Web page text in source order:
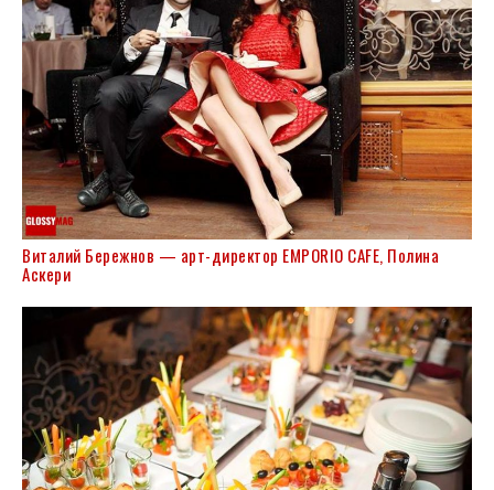
Виталий Бережнов — арт-директор EMPORIO CAFE, Полина
Аскери